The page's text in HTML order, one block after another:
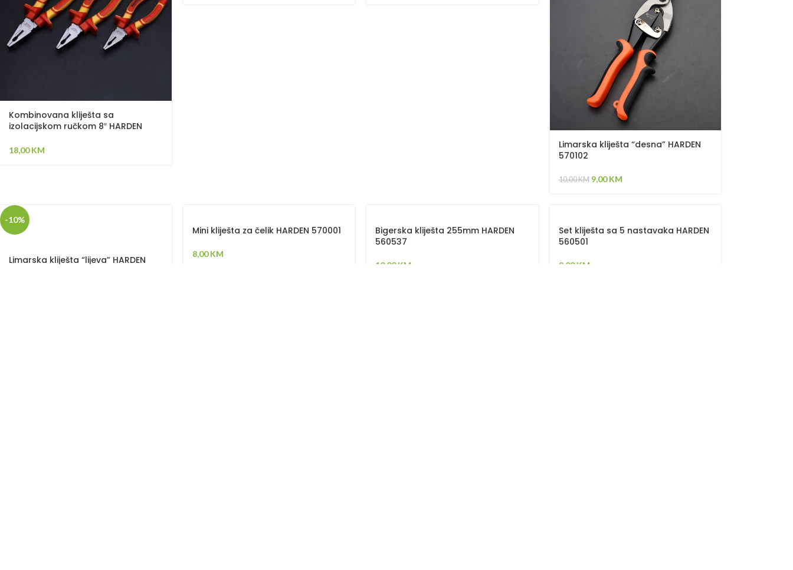
Kombinovana kliješta sa
izolacijskom ručkom 8″ HARDEN
18,00KM
Limarska kliješta “desna” HARDEN
570102
10,00KM 9,00KM
-10%
Limarska kliješta “lijeva” HARDEN
Mini kliješta za čelik HARDEN 570001
8,00KM
Bigerska kliješta 255mm HARDEN
560537
10,00KM
Set kliješta sa 5 nastavaka HARDEN
560501
8,00KM